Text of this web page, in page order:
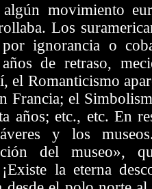
movimiento
Los
por ignorancia o
de retraso,
el Romanticismo
Francia; el
años; etc., etc. En
y los
del museo»,
la eterna